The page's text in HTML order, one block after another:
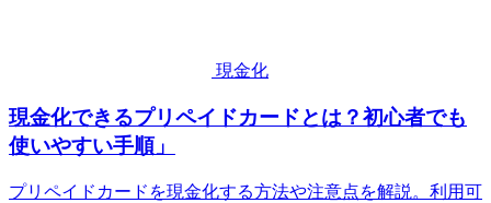
現金化
現金化できるプリペイドカードとは？初心者でも
使いやすい手順」
プリペイドカードを現金化する方法や注意点を解説。利用可